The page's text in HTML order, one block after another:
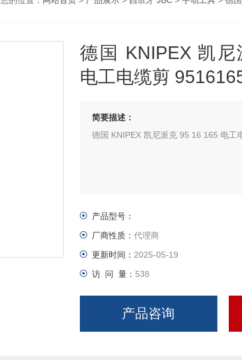
德国 KNIPEX 凯
电工电缆剪
简要描述：
德国 KNIPEX 凯尼派克 95 16 165 电工
产品型号：
厂商性质： 代理商
更新时间： 2025-05-19
访 问 量： 538
产品咨询